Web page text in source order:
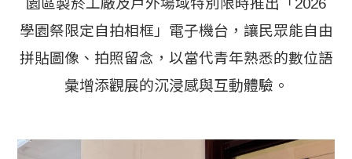
學園祭限定自拍相框」電子機台，讓民眾能自由
拼貼圖像、拍照留念，以當代青年熟悉的數位語
彙增添觀展的沉浸感與互動體驗。